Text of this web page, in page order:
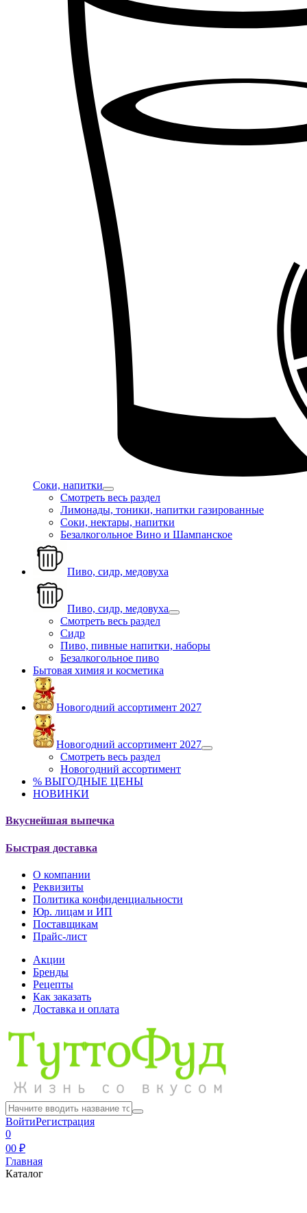
Соки, напитки
Смотреть весь раздел
Лимонады, тоники, напитки газированные
Соки, нектары, напитки
Безалкогольное Вино и Шампанское
Пиво, сидр, медовуха
Пиво, сидр, медовуха
Смотреть весь раздел
Сидр
Пиво, пивные напитки, наборы
Безалкогольное пиво
Бытовая химия и косметика
Новогодний ассортимент 2027
Новогодний ассортимент 2027
Смотреть весь раздел
Новогодний ассортимент
% ВЫГОДНЫЕ ЦЕНЫ
НОВИНКИ
Вкуснейшая выпечка
Быстрая доставка
О компании
Реквизиты
Политика конфиденциальности
Юр. лицам и ИП
Поставщикам
Прайс-лист
Акции
Бренды
Рецепты
Как заказать
Доставка и оплата
ВойтиРегистрация
0
00 ₽
Главная
Каталог